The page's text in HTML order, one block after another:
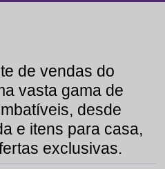
de vendas do
vasta gama de
desde
e itens para casa,
exclusivas.